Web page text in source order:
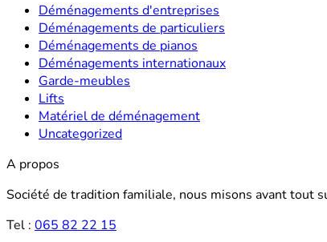
Déménagements d'entreprises
Déménagements de particuliers
Déménagements de pianos
Déménagements internationaux
Garde-meubles
Lifts
Matériel de déménagement
Uncategorized
A propos
Société de tradition familiale, nous misons avant tout
Tel : 065 82 22 15